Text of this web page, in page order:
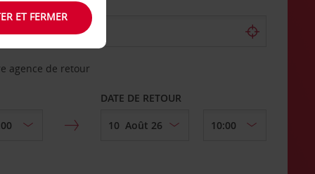
agence de retour
DATE DE RETOUR
ET FERMER